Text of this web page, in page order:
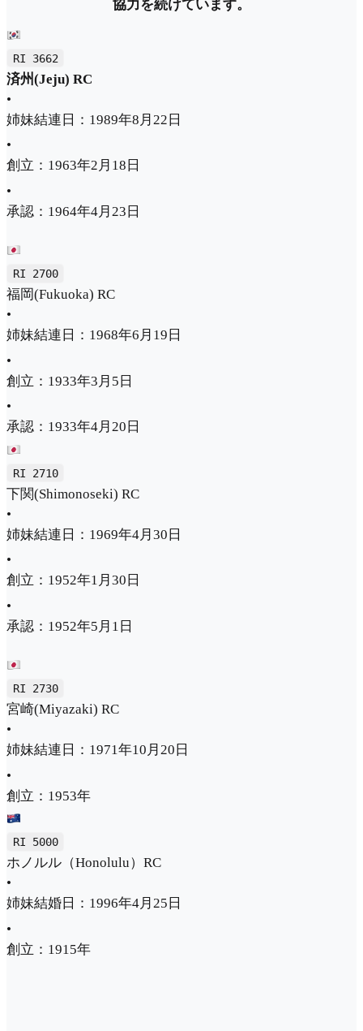
協力を続けています。
RI 3662
済州(Jeju) RC
•
姉妹結連日：1989年8月22日
•
創立：1963年2月18日
•
承認：1964年4月23日
RI 2700
福岡(Fukuoka) RC
•
姉妹結連日：1968年6月19日
•
創立：1933年3月5日
•
承認：1933年4月20日
RI 2710
下関(Shimonoseki) RC
•
姉妹結連日：1969年4月30日
•
創立：1952年1月30日
•
承認：1952年5月1日
RI 2730
宮崎(Miyazaki) RC
•
姉妹結連日：1971年10月20日
•
創立：1953年
RI 5000
ホノルル（Honolulu）RC
•
姉妹結婚日：1996年4月25日
•
創立：1915年